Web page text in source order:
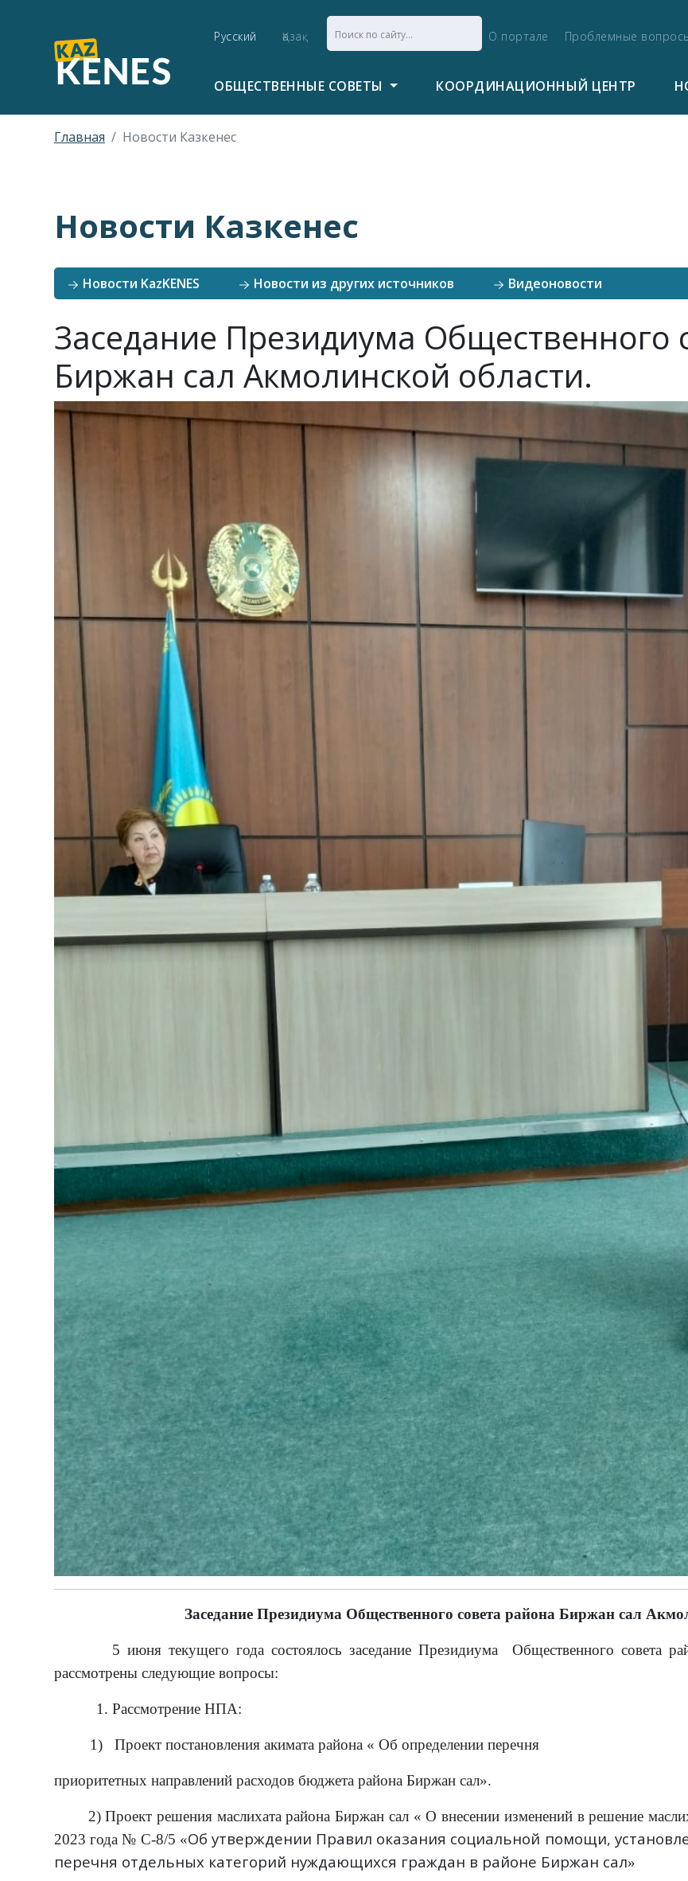
Русский Қазақ О портале Проблемные
ОБЩЕСТВЕННЫЕ СОВЕТЫ КООРДИНАЦИОННЫЙ ЦЕНТР
Главная Новости Казкенес
Новости Казкенес
Новости KazKENES Новости из других источников Видеоновости
Заседание Президиума Общественного
Биржан сал Акмолинской области.
Заседание Президиума Общественного совета района Биржан сал
5 июня текущего года состоялось заседание Президиума Общественного
рассмотрены следующие вопросы:
1. Рассмотрение НПА:
1) Проект постановления акимата района « Об определении перечня
приоритетных направлений расходов бюджета района Биржан сал».
2) Проект решения маслихата района Биржан сал « О внесении изменений в решение
2023 года № С-8/5 «Об утверждении Правил оказания социальной помощи,
перечня отдельных категорий нуждающихся граждан в районе Биржан сал»